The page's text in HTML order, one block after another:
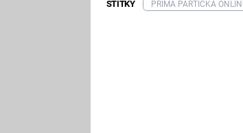
ŠTÍTKY PRIMA PARTIČKA